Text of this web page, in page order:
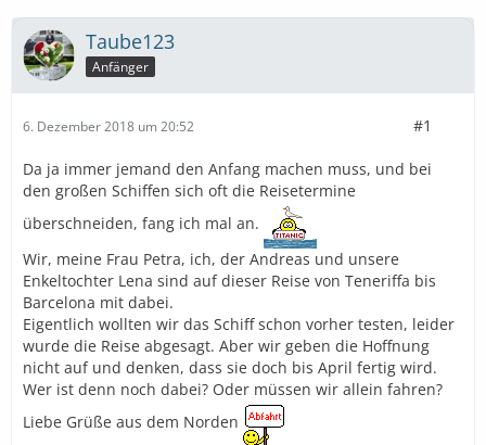
Taube123
Anfänger
6. Dezember 2018 um 20:52 #1
Da ja immer jemand den Anfang machen muss, und bei
den großen Schiffen sich oft die Reisetermine
überschneiden, fang ich mal an.
Wir, meine Frau Petra, ich, der Andreas und unsere
Enkeltochter Lena sind auf dieser Reise von Teneriffa bis
Barcelona mit dabei.
Eigentlich wollten wir das Schiff schon vorher testen, leider
wurde die Reise abgesagt. Aber wir geben die Hoffnung
nicht auf und denken, dass sie doch bis April fertig wird.
Wer ist denn noch dabei? Oder müssen wir allein fahren?
Liebe Grüße aus dem Norden